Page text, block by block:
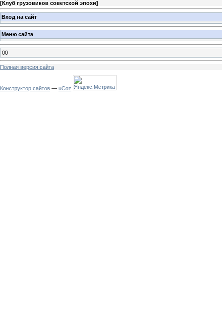
[Клуб грузовиков советской эпохи]
Вход на сайт
Меню сайта
00
Полная версия сайта
Конструктор сайтов — uCoz